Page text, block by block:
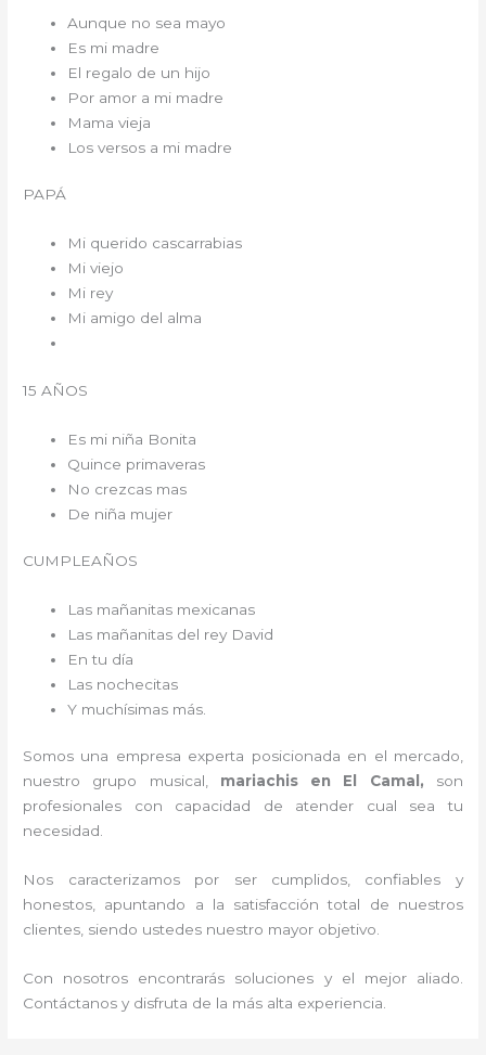
Aunque no sea mayo
Es mi madre
El regalo de un hijo
Por amor a mi madre
Mama vieja
Los versos a mi madre
PAPÁ
Mi querido cascarrabias
Mi viejo
Mi rey
Mi amigo del alma
15 AÑOS
Es mi niña Bonita
Quince primaveras
No crezcas mas
De niña mujer
CUMPLEAÑOS
Las mañanitas mexicanas
Las mañanitas del rey David
En tu día
Las nochecitas
Y muchísimas más.
Somos una empresa experta posicionada en el mercado,
nuestro grupo musical, mariachis en El Camal, son
profesionales con capacidad de atender cual sea tu
necesidad.
Nos caracterizamos por ser cumplidos, confiables y
honestos, apuntando a la satisfacción total de nuestros
clientes, siendo ustedes nuestro mayor objetivo.
Con nosotros encontrarás soluciones y el mejor aliado.
Contáctanos y disfruta de la más alta experiencia.